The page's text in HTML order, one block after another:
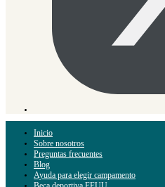
Inicio
Sobre nosotros
Preguntas frecuentes
Blog
Ayuda para elegir campamento